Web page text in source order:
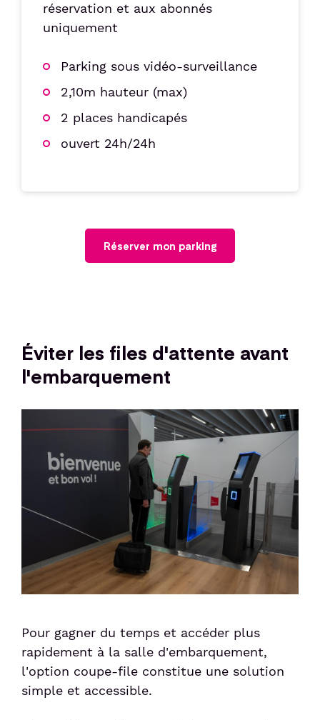
réservation et aux abonnés
uniquement
Parking sous vidéo-surveillance
2,10m hauteur (max)
2 places handicapés
ouvert 24h/24h
Réserver mon parking
Éviter les files d'attente avant
l'embarquement
Pour gagner du temps et accéder plus
rapidement à la salle d'embarquement,
l'option coupe-file constitue une solution
simple et accessible.